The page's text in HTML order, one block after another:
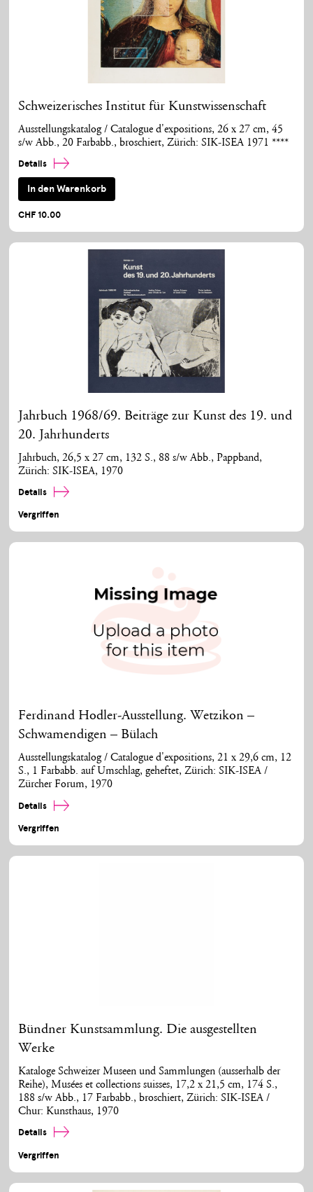
Schweizerisches Institut für Kunstwissenschaft
Ausstellungskatalog / Catalogue d'expositions, 26 x 27 cm, 45
s/w Abb., 20 Farbabb., broschiert, Zürich: SIK-ISEA 1971 ****
Details
In den Warenkorb
CHF 10.00
Jahrbuch 1968/69. Beiträge zur Kunst des 19. und
20. Jahrhunderts
Jahrbuch, 26,5 x 27 cm, 132 S., 88 s/w Abb., Pappband,
Zürich: SIK-ISEA, 1970
Details
Vergriffen
Ferdinand Hodler-Ausstellung. Wetzikon –
Schwamendigen – Bülach
Ausstellungskatalog / Catalogue d'expositions, 21 x 29,6 cm, 12
S., 1 Farbabb. auf Umschlag, geheftet, Zürich: SIK-ISEA /
Zürcher Forum, 1970
Details
Vergriffen
Bündner Kunstsammlung. Die ausgestellten
Werke
Kataloge Schweizer Museen und Sammlungen (ausserhalb der
Reihe), Musées et collections suisses, 17,2 x 21,5 cm, 174 S.,
188 s/w Abb., 17 Farbabb., broschiert, Zürich: SIK-ISEA /
Chur: Kunsthaus, 1970
Details
Vergriffen